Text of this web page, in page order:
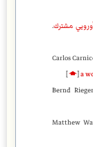
مشترك.
Carlos
a
[
🡁
]
Bernd
Matthew